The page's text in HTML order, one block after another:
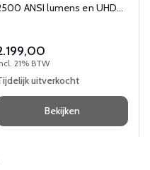
ANSI lumens en UHD
21% BTW
uitverkocht
Bekijken